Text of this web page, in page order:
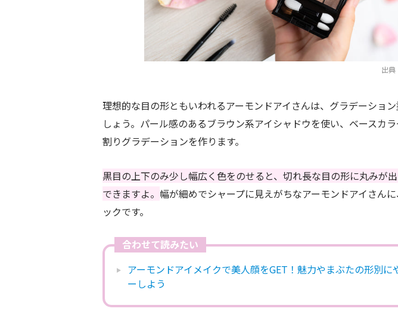
出
理想的な目の形ともいわれるアーモンドアイさんは、グラデーショ
しょう。パール感のあるブラウン系アイシャドウを使い、ベースカ
割りグラデーションを作ります。
黒目の上下のみ少し幅広く色をのせると、切れ長な目の形に丸みが
できますよ。 幅が細めでシャープに見えがちなアーモンドアイさん
ックです。
合わせて読みたい
アーモンドアイメイクで美人顔をGET！魅力やまぶたの形別に
ーしよう